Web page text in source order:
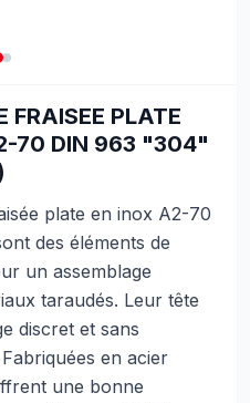
FRAISEE PLATE
70 DIN 963 "304"
plate en inox A2-70
des éléments de
un assemblage
taraudés. Leur tête
discret et sans
en acier
une bonne